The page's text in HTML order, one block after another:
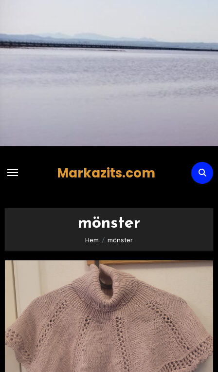
innehåll
Markazits.com
mönster
Hem mönster